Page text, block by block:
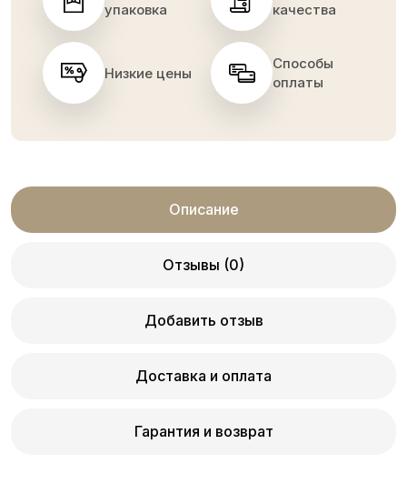
упаковка
качества
Низкие цены
Способы
оплаты
Описание
Отзывы (0)
Добавить отзыв
Доставка и оплата
Гарантия и возврат